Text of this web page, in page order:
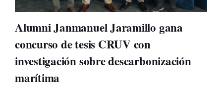
Alumni Janmanuel Jaramillo gana
concurso de tesis CRUV con
investigación sobre descarbonización
marítima